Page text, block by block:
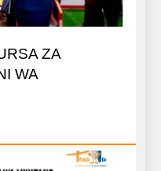
ZA
WA